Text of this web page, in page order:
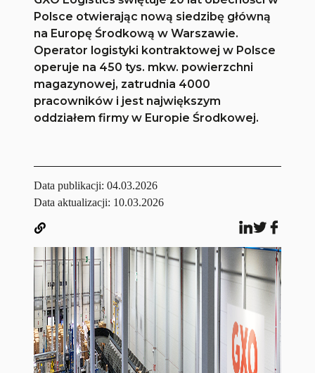
Polsce otwierając nową siedzibę główną
na Europę Środkową w Warszawie.
Operator logistyki kontraktowej w Polsce
operuje na 450 tys. mkw. powierzchni
magazynowej, zatrudnia 4000
pracowników i jest największym
oddziałem firmy w Europie Środkowej.
Data publikacji:04.03.2026
Data aktualizacji: 10.03.2026